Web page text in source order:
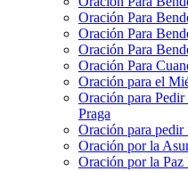
Oración Para
Oración Para
Oración Para
Oración Para
Oración para el
Oración para
Praga
Oración para pedir
Oración por la
Oración por la Paz